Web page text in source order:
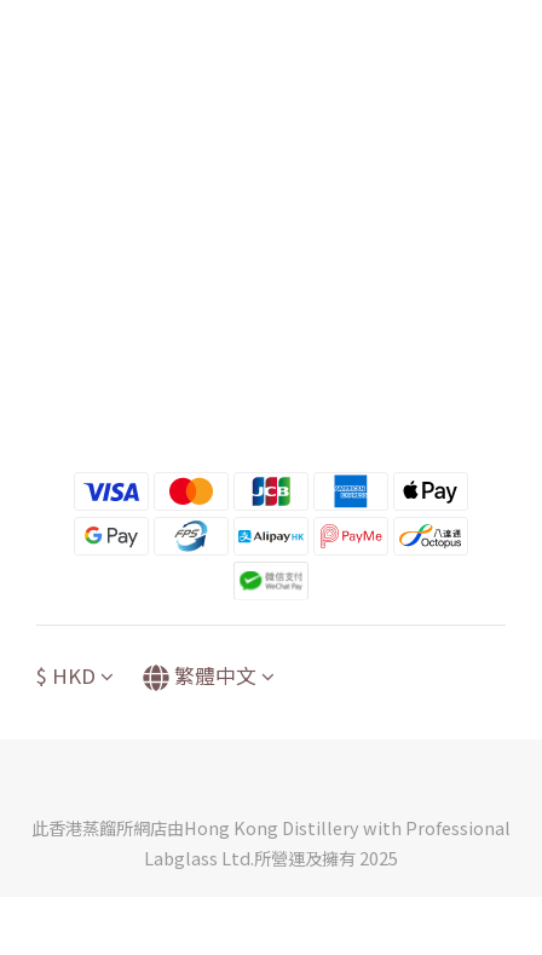
$ HKD 繁體中文
此香港蒸餾所網店由Hong Kong Distillery with Professional
Labglass Ltd.所營運及擁有 2025